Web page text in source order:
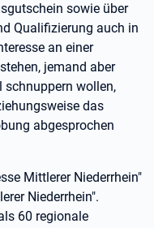
sowie über
Qualifizierung auch in
an einer
jemand aber
schnuppern wollen,
das
abgesprochen
Mittlerer Niederrhein"
Niederrhein".
60 regionale